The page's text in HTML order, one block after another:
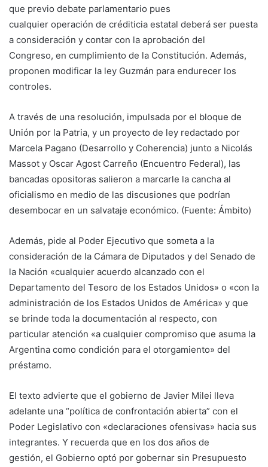
que previo debate parlamentario pues
cualquier operación de créditicia estatal deberá ser puesta
a consideración y contar con la aprobación del
Congreso, en cumplimiento de la Constitución. Además,
proponen modificar la ley Guzmán para endurecer los
controles.
A través de una resolución, impulsada por el bloque de
Unión por la Patria, y un proyecto de ley redactado por
Marcela Pagano (Desarrollo y Coherencia) junto a Nicolás
Massot y Oscar Agost Carreño (Encuentro Federal), las
bancadas opositoras salieron a marcarle la cancha al
oficialismo en medio de las discusiones que podrían
desembocar en un salvataje económico. (Fuente: Ámbito)
Además, pide al Poder Ejecutivo que someta a la
consideración de la Cámara de Diputados y del Senado de
la Nación «cualquier acuerdo alcanzado con el
Departamento del Tesoro de los Estados Unidos» o «con la
administración de los Estados Unidos de América» y que
se brinde toda la documentación al respecto, con
particular atención «a cualquier compromiso que asuma la
Argentina como condición para el otorgamiento» del
préstamo.
El texto advierte que el gobierno de Javier Milei lleva
adelante una “política de confrontación abierta” con el
Poder Legislativo con «declaraciones ofensivas» hacia sus
integrantes. Y recuerda que en los dos años de
gestión, el Gobierno optó por gobernar sin Presupuesto